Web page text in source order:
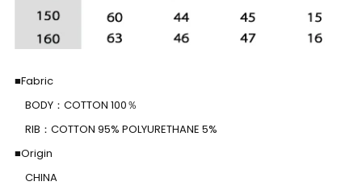
■Fabric
BODY：COTTON 100％
RIB：COTTON 95% POLYURETHANE 5%
■Origin
CHINA